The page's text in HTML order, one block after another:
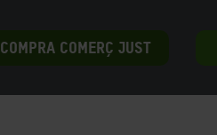
COMPRA COMERÇ JUST